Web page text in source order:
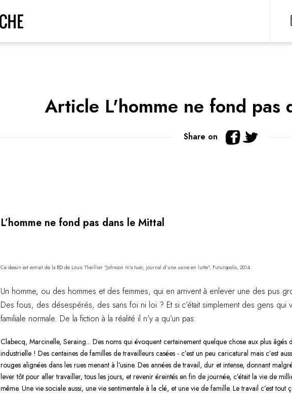
Article L'homme ne fond pas
Share on
L’homme ne fond pas dans le Mittal
Ce dessin est extrait de la BD de Louis Theillier "Johnson m'a tuer, journal d'une usine en lutte", Futuropolis, 2014.
Un homme, ou des hommes et des femmes, qui en arrivent à enlever une des pus
Des fous, des désespérés, des sans foi ni loi ? Et si c’était simplement des gens qui
familiale normale. De la fiction à la réalité il n’y a qu’un pas.
Clabecq, Marcinelle, Seraing... Des noms qui évoquent certainement quelque chose aux plus âgés
industrielle ! Des centaines de familles de travailleurs casées - c’est un peu caricatural mais c’est
rouges alignées dans les rues menant à l’usine. Des années de travail, dur et intense, donnant
lever tôt pour aller travailler, tous les jours, et revenir éreintés en fin de journée, c’était la vie de
même. Une vie sociale aussi, une vie sentimentale à la clé, et une vie de famille. Le travail c’est tout